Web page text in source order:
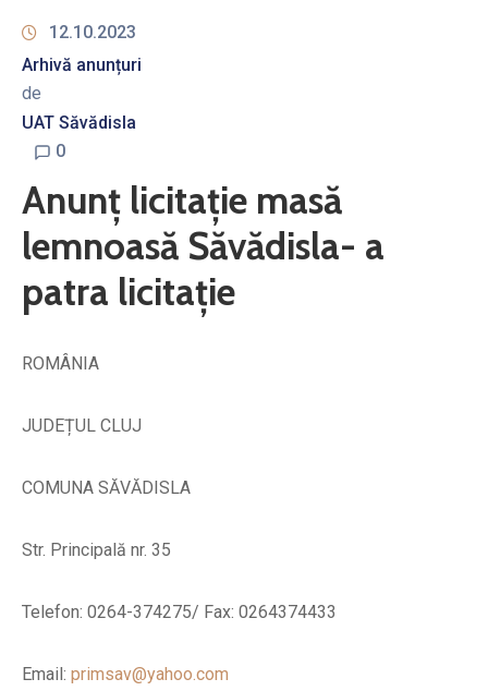
12.10.2023
Arhivă anunțuri
de
UAT Săvădisla
0
Anunț licitație masă
lemnoasă Săvădisla- a
patra licitație
ROMÂNIA
JUDEȚUL CLUJ
COMUNA SĂVĂDISLA
Str. Principală nr. 35
Telefon: 0264-374275/ Fax: 0264374433
Email: primsav@yahoo.com